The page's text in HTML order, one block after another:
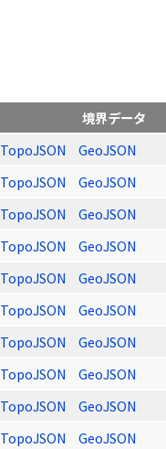
境界データ
TopoJSON GeoJSON
TopoJSON GeoJSON
TopoJSON GeoJSON
TopoJSON GeoJSON
TopoJSON GeoJSON
TopoJSON GeoJSON
TopoJSON GeoJSON
TopoJSON GeoJSON
TopoJSON GeoJSON
TopoJSON GeoJSON